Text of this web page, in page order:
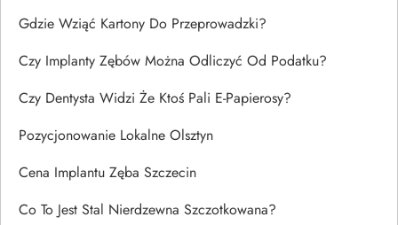
Gdzie Wziąć Kartony Do Przeprowadzki?
Czy Implanty Zębów Można Odliczyć Od Podatku?
Czy Dentysta Widzi Że Ktoś Pali E-Papierosy?
Pozycjonowanie Lokalne Olsztyn
Cena Implantu Zęba Szczecin
Co To Jest Stal Nierdzewna Szczotkowana?